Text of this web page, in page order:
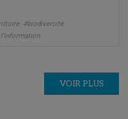
#biodiversité
VOIR PLUS